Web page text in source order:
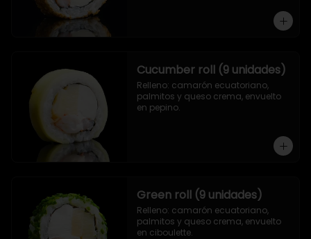
Cucumber roll (9 unidades)
Relleno: camarón ecuatoriano,
palmitos y queso crema, envuelto
en pepino.
Green roll (9 unidades)
Relleno: camarón ecuatoriano,
palmitos y queso crema, envuelto
en ciboulette.